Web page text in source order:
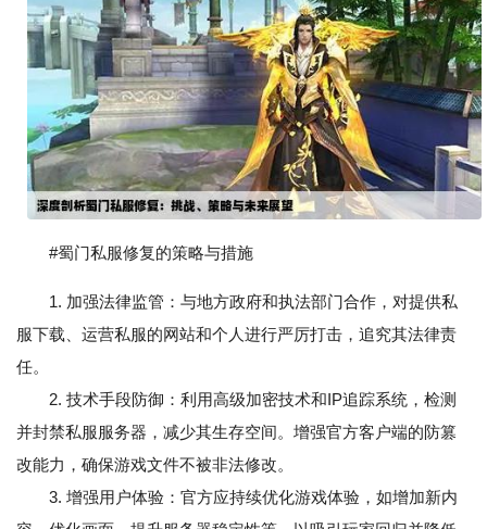
#蜀门私服修复的策略与措施
1. 加强法律监管：与地方政府和执法部门合作，对提供私
服下载、运营私服的网站和个人进行严厉打击，追究其法律责
任。
2. 技术手段防御：利用高级加密技术和IP追踪系统，检测
并封禁私服服务器，减少其生存空间。增强官方客户端的防篡
改能力，确保游戏文件不被非法修改。
3. 增强用户体验：官方应持续优化游戏体验，如增加新内